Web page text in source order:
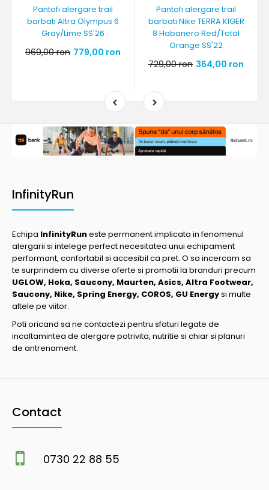
Pantofi alergare trail
barbati Altra Olympus 6
Gray/Lime SS'26
969,00 ron 779,00 ron
Pantofi alergare trail
barbati Nike TERRA KIGER
8 Habanero Red/Total
Orange SS'22
729,00 ron 364,00 ron
InfinityRun
Echipa InfinityRuneste permanent implicata in fenomenul
alergarii si intelege perfect necesitatea unui echipament
performant, confortabil si accesibil ca pret. O sa incercam sa
te surprindem cu diverse oferte si promotii la branduri precum
UGLOW, Hoka, Saucony, Maurten, Asics, Altra Footwear,
Saucony, Nike, Spring Energy, COROS, GU Energysi multe
altele pe viitor.
Poti oricand sa ne contactezi pentru sfaturi legate de
incaltamintea de alergare potrivita, nutritie si chiar si planuri
de antrenament.
Contact
0730 22 88 55